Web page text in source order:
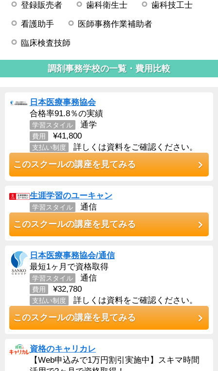
登録販売者 歯科衛生士 歯科技工士
看護助手 医師事務作業補助者
臨床検査技師
調剤事務学校の一覧・費用比較
日本医療事務協会
合格率91.8％の実績
学習スタイル 通学
費用 ¥41,800
支払い制度 詳しくは資料をご確認ください。
このスクールの講座を見てみる
生涯学習のユーキャン
学習スタイル 通信
このスクールの講座を見てみる
日本医療事務協会/通信
最短1ヶ月で資格取得
学習スタイル 通信
費用 ¥32,780
支払い制度 詳しくは資料をご確認ください。
このスクールの講座を見てみる
資格のキャリカレ
【Web申込みで1万円割引実施中】スキマ時間